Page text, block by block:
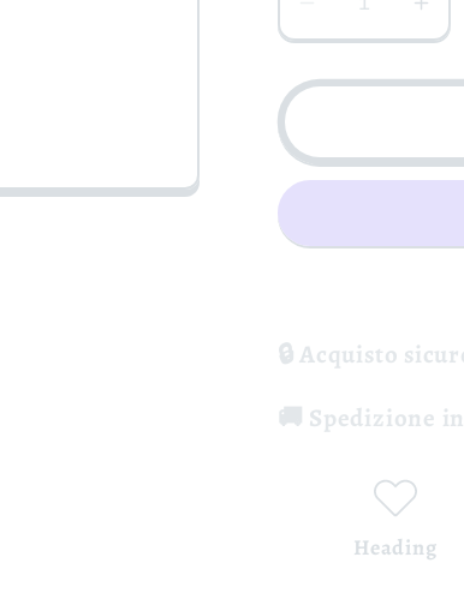
Diminuisci
quantità
per
DOCG
-
Castello
per
-
🔒 Acquisto
🚚 Spedizione
Heading